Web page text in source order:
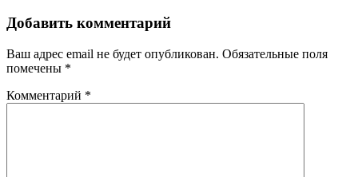
Добавить комментарий
Ваш адрес email не будет опубликован. Обязательные поля
помечены *
Комментарий *